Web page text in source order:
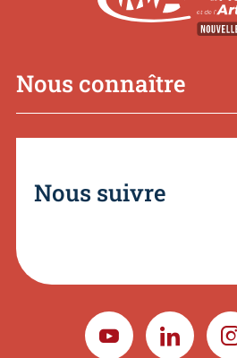
Nous connaître
Nous suivre
YOUTUBELINKEDIN